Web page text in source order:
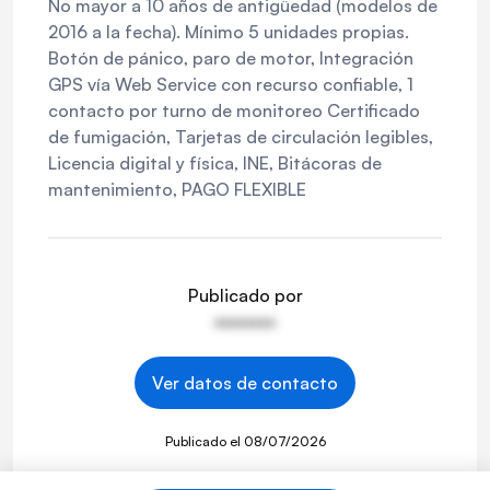
No mayor a 10 años de antigüedad (modelos de
2016 a la fecha). Mínimo 5 unidades propias.
Botón de pánico, paro de motor, Integración
GPS vía Web Service con recurso confiable, 1
contacto por turno de monitoreo Certificado
de fumigación, Tarjetas de circulación legibles,
Licencia digital y física, INE, Bitácoras de
mantenimiento, PAGO FLEXIBLE
Publicado por
••••••••
Ver datos de contacto
Publicado el 08/07/2026